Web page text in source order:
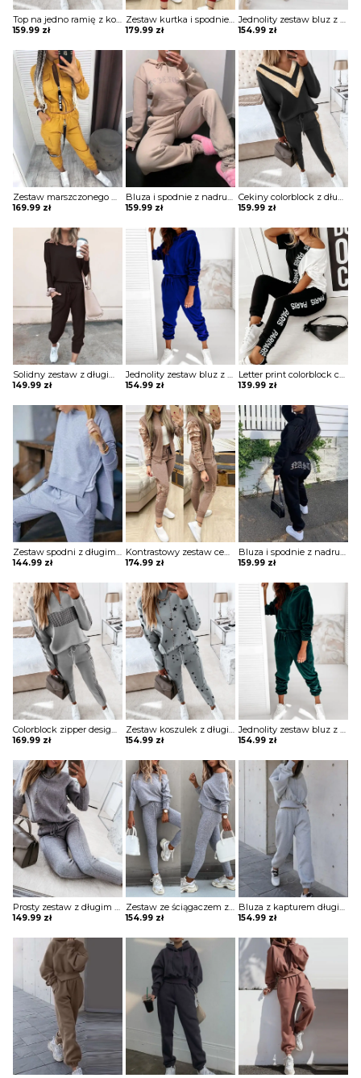
Top na jedno ramię z koralikami i zestawem spodni ze sznurkiem komplet Nathasja
159.99 zł
Zestaw kurtka i spodnie ze sznurkiem w kontrastową kratę komplet Reizel
179.99 zł
Jednolity zestaw bluz z kapturem i sznurkiem długim rękawem komplet Nicolea
154.99 zł
Zestaw marszczonego płaszcza i spodni cargo z kieszeniami na zamek błyskawiczny komplet Ezzelina
169.99 zł
Bluza i spodnie z nadrukiem literowym długim rękawem komplet Anthony
159.99 zł
Cekiny colorblock z długim rękawem i zestawem spodni ze sznurkiem w talii komplet Afra
159.99 zł
Solidny zestaw z długim rękawem i sznurkiem na co dzień komplet Allegonda
149.99 zł
Jednolity zestaw bluz z kapturem i sznurkiem długim rękawem komplet Nicolea
154.99 zł
Letter print colorblock cold shoulder top i zestaw spodni komplet Amarilis
139.99 zł
Zestaw spodni z długim rękawem i kieszeniami komplet Serafina
144.99 zł
Kontrastowy zestaw cekinów na zamek błyskawiczny i spodnie ze sznurkiem komplet Esperia
174.99 zł
Bluza i spodnie z nadrukiem literowym długim rękawem komplet Anthony
159.99 zł
Colorblock zipper design z długim rękawem i zestawem spodni ze sznurkiem w talii komplet Soleil
169.99 zł
Zestaw koszulek z długim rękawem i sznurkiem w talii nadrukiem gwiazdy komplet Shameka
154.99 zł
Jednolity zestaw bluz z kapturem i sznurkiem długim rękawem komplet Nicolea
154.99 zł
Prosty zestaw z długim rękawem i sznurkiem do spodni komplet Tatjana
149.99 zł
Zestaw ze ściągaczem z długim rękawem i wysokim stanem komplet Merel
154.99 zł
Bluza z kapturem długim rękawem i spodnie wysokim stanem prostą kieszenią komplet Pet
154.99 zł